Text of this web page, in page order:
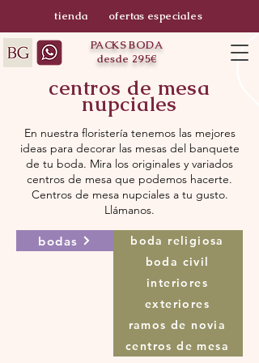
tienda ofertas especiales
PACKS BODA
desde 295€
centros de mesa
nupciales
En nuestra floristería tenemos las mejores
ideas para decorar las mesas del banquete
de tu boda. Mira los originales y variados
centros de mesa que podemos hacerte.
Centros de mesa nupciales a tu gusto.
Llámanos.
bodas
boda religiosa
boda civil
interiores
exteriores
ramos de novia
centros de mesa